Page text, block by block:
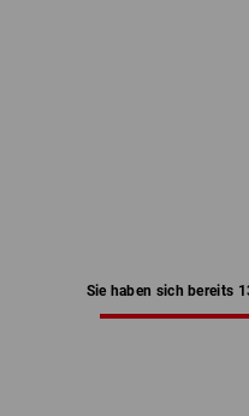
Sie haben sich bereits